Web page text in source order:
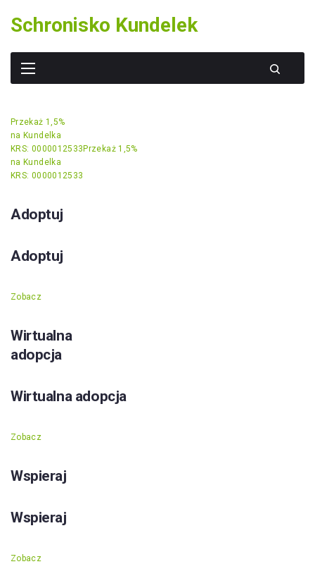
content
Schronisko Kundelek
Przekaż 1,5%
na Kundelka
KRS: 0000012533 Przekaż 1,5%
na Kundelka
KRS: 0000012533
Adoptuj
Adoptuj
Zobacz
Wirtualna
adopcja
Wirtualna adopcja
Zobacz
Wspieraj
Wspieraj
Zobacz